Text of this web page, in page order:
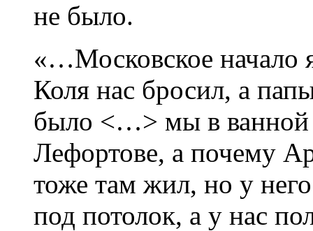
не было.
«…Московское начало
Коля нас бросил, а
было <…> мы в
Лефортове, а почему
тоже там жил, но у
под потолок, а у нас